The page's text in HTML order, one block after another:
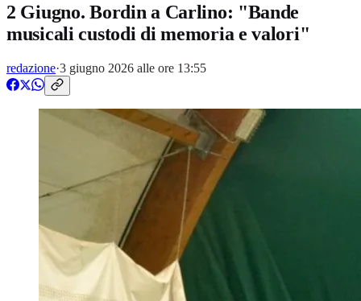
2 Giugno. Bordin a Carlino: "Bande
musicali custodi di memoria e valori"
redazione·3 giugno 2026 alle ore 13:55